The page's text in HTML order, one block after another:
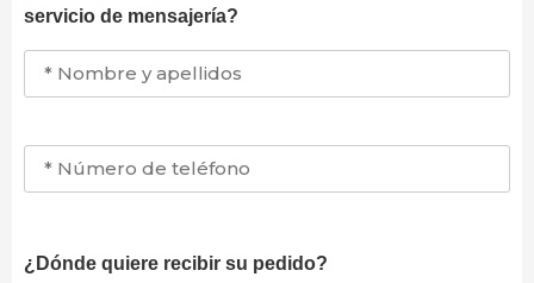
servicio de mensajería?
¿Dónde quiere recibir su pedido?